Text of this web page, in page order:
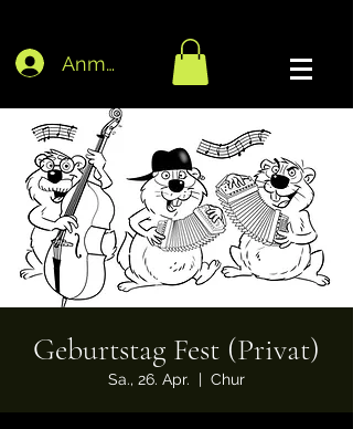
Anmelden
Geburtstag Fest (Privat)
Sa., 26. Apr.
  |
Chur